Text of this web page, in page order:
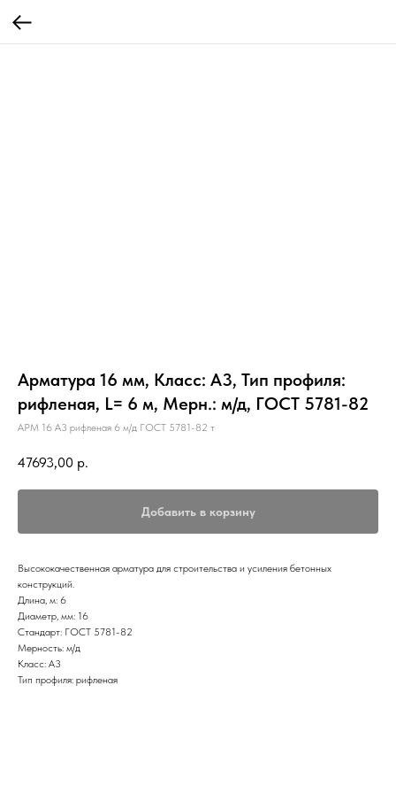
Арматура 16 мм, Класс: А3, Тип профиля:
рифленая, L= 6 м, Мерн.: м/д, ГОСТ 5781-82
АРМ 16 А3 рифленая 6 м/д ГОСТ 5781-82 т
47693,00 р.
Добавить в корзину
Высококачественная арматура для строительства и усиления бетонных
конструкций.
Длина, м: 6
Диаметр, мм: 16
Стандарт: ГОСТ 5781-82
Мерность: м/д
Класс: А3
Тип профиля: рифленая